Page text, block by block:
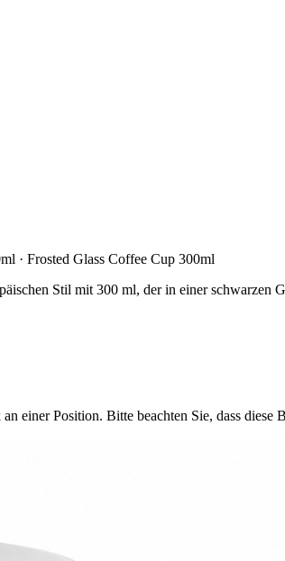
· Frosted Glass Coffee Cup 300ml
Stil mit 300 ml, der in einer
einer Position. Bitte beachten Sie, dass